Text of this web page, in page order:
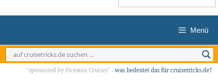
Menü
"sponsored by Oceania Cruises" - was bedeutet das für cruisetricks.de?